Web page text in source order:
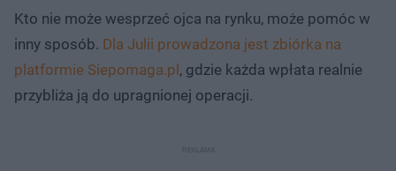
Kto nie może wesprzeć ojca na rynku, może pomóc w
inny sposób. Dla Julii prowadzona jest zbiórka na
platformie Siepomaga.pl, gdzie każda wpłata realnie
przybliża ją do upragnionej operacji.